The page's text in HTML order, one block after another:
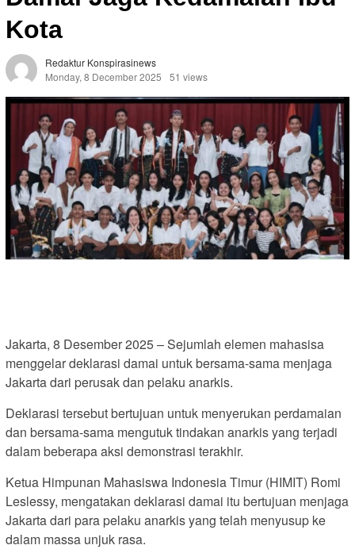
Kota
Redaktur Konspirasinews
Monday, 8 December 2025
51 views
Jakarta, 8 Desember 2025 – Sejumlah elemen mahasisa
menggelar deklarasi damai untuk bersama-sama menjaga
Jakarta dari perusak dan pelaku anarkis.
Deklarasi tersebut bertujuan untuk menyerukan perdamaian
dan bersama-sama mengutuk tindakan anarkis yang terjadi
dalam beberapa aksi demonstrasi terakhir.
Ketua Himpunan Mahasiswa Indonesia Timur (HIMIT) Romi
Leslessy, mengatakan deklarasi damai itu bertujuan menjaga
Jakarta dari para pelaku anarkis yang telah menyusup ke
dalam massa unjuk rasa.